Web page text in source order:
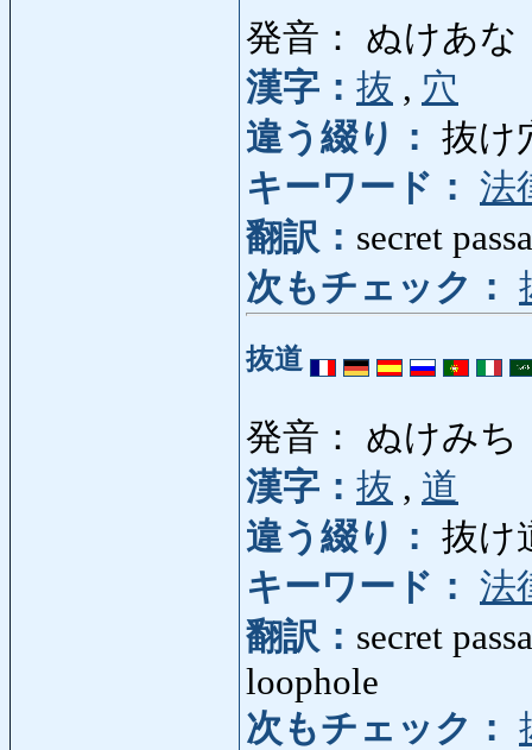
発音： ぬけあな
漢字： 抜 , 穴
違う綴り： 抜け
キーワード： 法
翻訳： secret
次もチェック：
抜道
発音： ぬけみち
漢字： 抜 , 道
違う綴り： 抜け
キーワード： 法
翻訳： secret
loophole
次もチェック：